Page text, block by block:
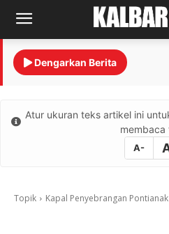
Dengarkan Berita
Atur ukuran teks artikel ini
membaca
A-
Topik Kapal Penyebrangan Pontianak